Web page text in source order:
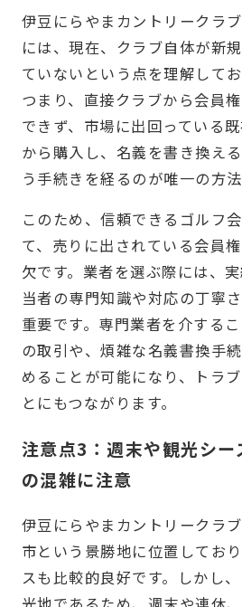
伊豆にらやまカントリークラ
には、現在、クラブ自体が新
ていないという点を理解して
つまり、直接クラブから会員
できず、市場に出回っている
から購入し、名義を書き換え
う手続きを経るのが唯一の方法
このため、信頼できるゴルフ
て、売りに出されている会員
欠です。業者を選ぶ際には、
当者の専門知識や対応の丁寧
重要です。専門業者を介する
の取引や、煩雑な名義書換手
めることが可能になり、トラ
とにもつながります。
注意点3：週末や観光シー
の混雑に注意
伊豆にらやまカントリークラ
市という景勝地に位置してお
スも比較的良好です。しかし